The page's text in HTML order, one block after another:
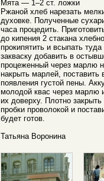
Мята — 1–2 ст. ложки
Ржаной хлеб нарезать
духовке. Полученные
часа процедить.
до кипения 2 стакана
прокипятить и всыпать
закваску добавить в
процеженный через марлю
накрыть марлей,
появления густой пены.
молодой квас через марлю
их доверху. Плотно
пробки проволокой и
будет готов.
Татьяна Воронина